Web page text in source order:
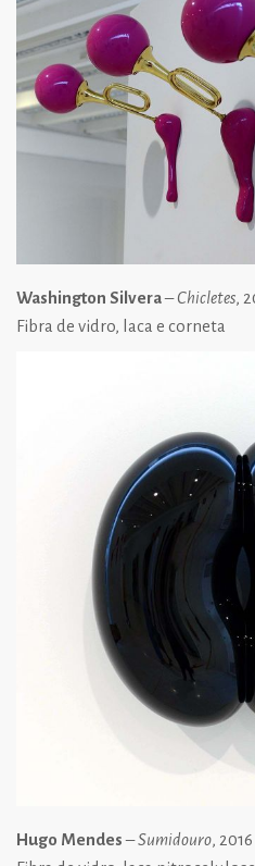
Washington Silvera–Chicletes,
Fibra de vidro, laca e corneta
Hugo Mendes–Sumidouro, 2016